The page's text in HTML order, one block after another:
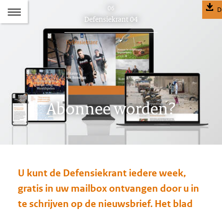
06
Dit
artikel
hoort
bij:
Defensiekrant 04
Abonnee worden?
U kunt de Defensiekrant iedere week,
gratis in uw mailbox ontvangen door u in
te schrijven op de nieuwsbrief. Het blad
de
Inhoudsopgave